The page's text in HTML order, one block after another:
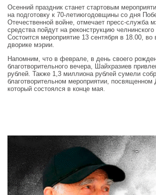
Осенний праздник станет стартовым
на подготовку к 70-летиюгодовщины со дня
Отечественной войне, отмечает пресс-служба
средства пойдут на реконструкцию
Состоится мероприятие 13 сентября в 18.00, во
дворике мэрии.
Напомним, что в феврале, в день своего
благотворительного вечера, Шайхразиев
рублей. Также 1,3 миллиона рублей сумели
благотворительном мероприятии,
который состоялся в конце мая.